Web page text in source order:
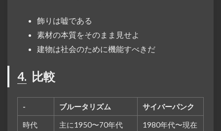
飾りは嘘である
素材の本質をそのまま見せよ
建物は社会のために機能すべきだ
4. 比較
- ブルータリズム サイバーパンク
時代 主に1950〜70年代 1980年代〜現在